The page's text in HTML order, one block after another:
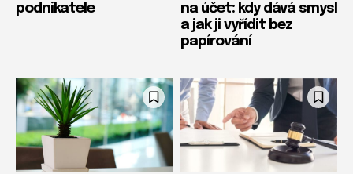
podnikatele
na účet: kdy dává smysl
a jak ji vyřídit bez
papírování